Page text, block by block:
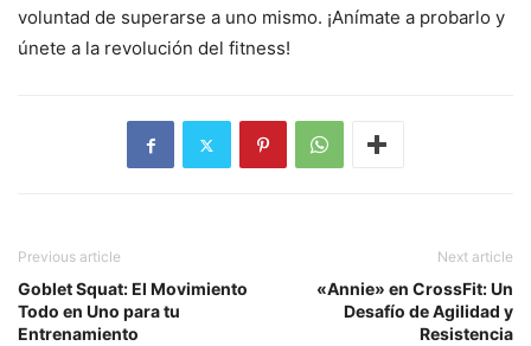
voluntad de superarse a uno mismo. ¡Anímate a probarlo y
únete a la revolución del fitness!
Previous article
Goblet Squat: El Movimiento
Todo en Uno para tu
Entrenamiento
Next article
«Annie» en CrossFit: Un
Desafío de Agilidad y
Resistencia